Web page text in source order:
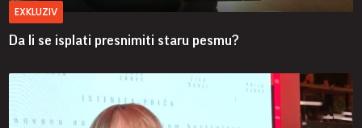
EXKLUZIV
Da li se isplati presnimiti staru pesmu?